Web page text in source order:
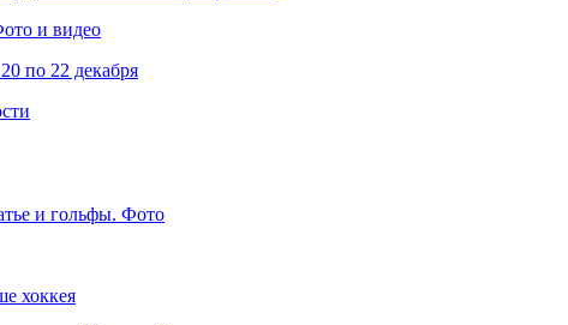
и видео
по 22 декабря
и гольфы. Фото
хоккея